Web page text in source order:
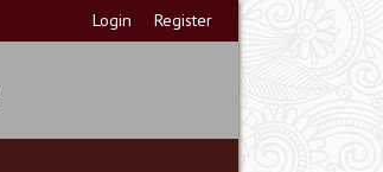
Login Register